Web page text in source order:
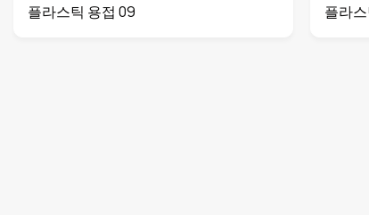
플라스틱 용접 09 플라